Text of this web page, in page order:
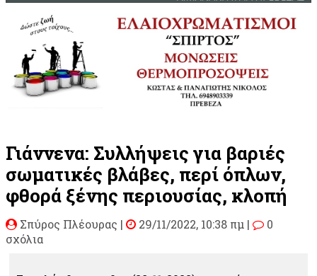
Γιάννενα: Συλλήψεις για βαριές
σωματικές βλάβες, περί όπλων,
φθορά ξένης περιουσίας, κλοπή
Σπύρος Πλέουρας | 29/11/2022, 10:38 πμ |
0
σχόλια